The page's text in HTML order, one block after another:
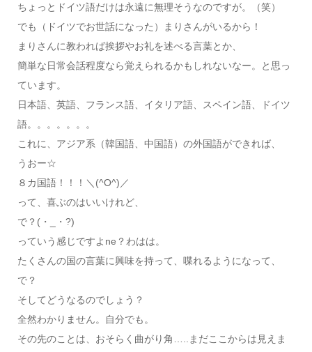
ちょっとドイツ語だけは永遠に無理そうなのですが。（笑）
でも（ドイツでお世話になった）まりさんがいるから！
まりさんに教われば挨拶やお礼を述べる言葉とか、
簡単な日常会話程度なら覚えられるかもしれないなー。と思っ
ています。
日本語、英語、フランス語、イタリア語、スペイン語、ドイツ
語。。。。。。。
これに、アジア系（韓国語、中国語）の外国語ができれば、
うおー☆
８カ国語！！！＼(^O^)／
って、喜ぶのはいいけれど、
で？(・_・?)
っていう感じですよne？わはは。
たくさんの国の言葉に興味を持って、喋れるようになって、
で？
そしてどうなるのでしょう？
全然わかりません。自分でも。
その先のことは、おそらく曲がり角…..まだここからは見えま